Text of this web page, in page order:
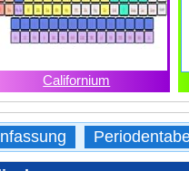
Californium